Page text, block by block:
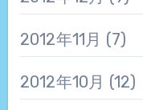
2012年11月 (7)
2012年10月 (12)